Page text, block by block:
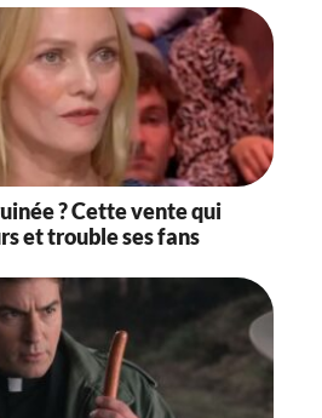
? Cette vente qui
et trouble ses fans